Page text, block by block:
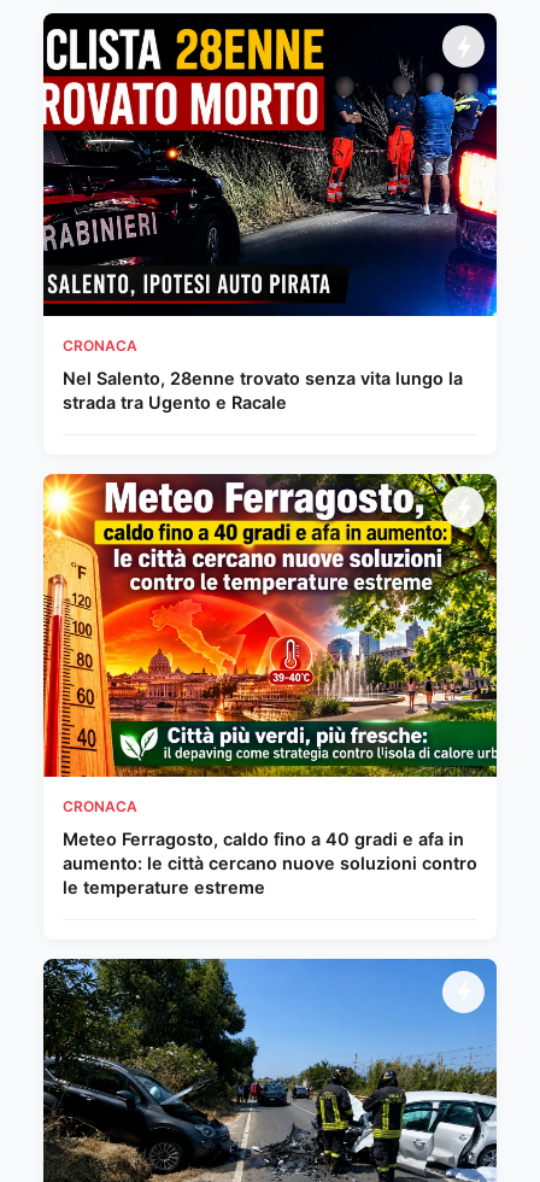
CRONACA
Nel Salento, 28enne trovato senza vita lungo la
strada tra Ugento e Racale
CRONACA
Meteo Ferragosto, caldo fino a 40 gradi e afa in
aumento: le città cercano nuove soluzioni contro
le temperature estreme